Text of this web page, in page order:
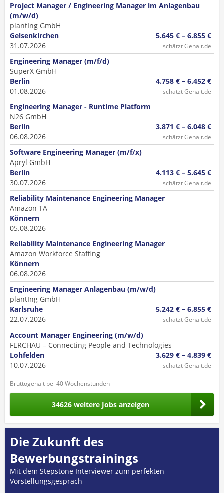
Project Manager / Engineering Manager im Anlagenbau
(m/w/d)
plantIng GmbH
Gelsenkirchen
31.07.2026
5.645 € – 6.855 €
schätzt Gehalt.de
Engineering Manager (m/f/d)
SuperX GmbH
Berlin
01.08.2026
4.758 € – 6.452 €
schätzt Gehalt.de
Engineering Manager - Runtime Platform
N26 GmbH
Berlin
06.08.2026
3.871 € – 6.048 €
schätzt Gehalt.de
Software Engineering Manager (m/f/x)
Apryl GmbH
Berlin
30.07.2026
4.113 € – 5.645 €
schätzt Gehalt.de
Reliability Maintenance Engineering Manager
Amazon TA
Könnern
05.08.2026
Reliability Maintenance Engineering Manager
Amazon Workforce Staffing
Könnern
06.08.2026
Engineering Manager Anlagenbau (m/w/d)
plantIng GmbH
Karlsruhe
22.07.2026
5.242 € – 6.855 €
schätzt Gehalt.de
Account Manager Engineering (m/w/d)
FERCHAU – Connecting People and Technologies
Lohfelden
10.07.2026
3.629 € – 4.839 €
schätzt Gehalt.de
Bruttogehalt bei 40 Wochenstunden
34626 weitere Jobs anzeigen
Die Zukunft des
Bewerbungstrainings
Mit dem Stepstone Interviewer zum perfekten
Vorstellungsgespräch